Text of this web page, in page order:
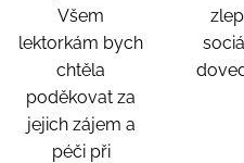
Všem
lektorkám bych
chtěla
poděkovat za
jejich zájem a
péči při